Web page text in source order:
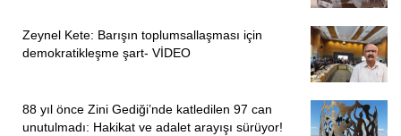
Zeynel Kete: Barışın toplumsallaşması için
demokratikleşme şart- VİDEO
88 yıl önce Zini Gediği’nde katledilen 97 can
unutulmadı: Hakikat ve adalet arayışı sürüyor!